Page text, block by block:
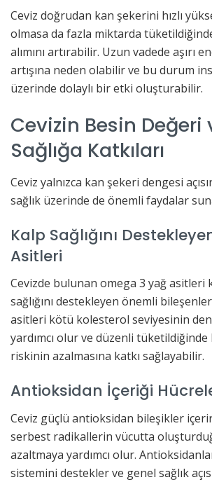
Ceviz doğrudan kan şekerini hızlı
olmasa da fazla miktarda
alımını artırabilir. Uzun vadede aşırı
artışına neden olabilir ve bu durum
üzerinde dolaylı bir etki oluşturabilir.
Cevizin Besin Değeri
Sağlığa Katkıları
Ceviz yalnızca kan şekeri dengesi
sağlık üzerinde de önemli faydalar
Kalp Sağlığını
Asitleri
Cevizde bulunan omega 3 yağ asitleri
sağlığını destekleyen önemli
asitleri kötü kolesterol seviyesinin
yardımcı olur ve düzenli tüketildiğinde
riskinin azalmasına katkı sağlayabilir.
Antioksidan İçeriği
Ceviz güçlü antioksidan bileşikler
serbest radikallerin vücutta
azaltmaya yardımcı olur.
sistemini destekler ve genel sağlık